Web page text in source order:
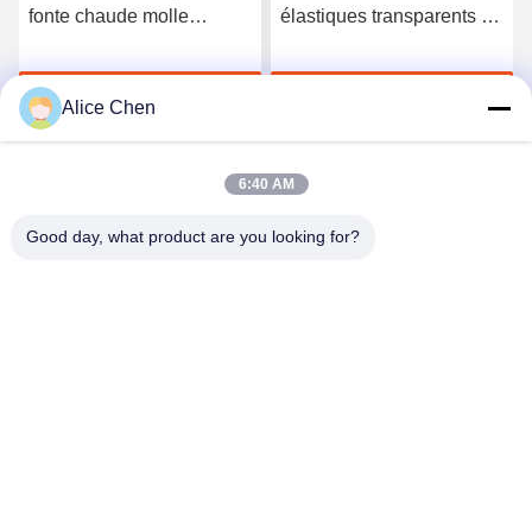
fonte chaude molle
Tpu Polyutethane pour le
tissu Discuter Maintenant
élastiques transparents de
polyuréthane TPU
Alice Chen
6:40 AM
Good day, what product are you looking for?